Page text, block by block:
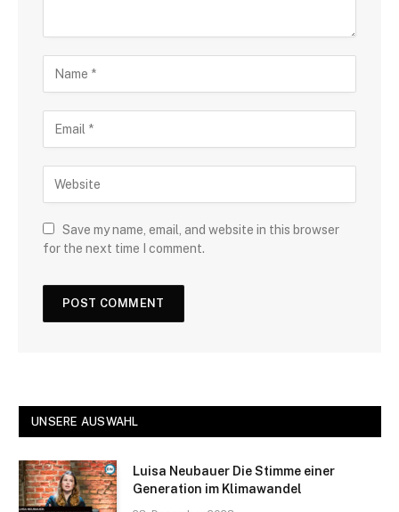
Save my name, email, and website in this browser
for the next time I comment.
UNSERE AUSWAHL
Luisa Neubauer Die Stimme einer
Generation im Klimawandel